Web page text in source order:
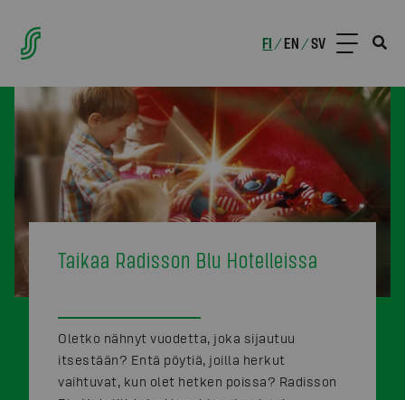
FI /EN /SV
Taikaa Radisson Blu Hotelleissa
Oletko nähnyt vuodetta, joka sijautuu
itsestään? Entä pöytiä, joilla herkut
vaihtuvat, kun olet hetken poissa? Radisson